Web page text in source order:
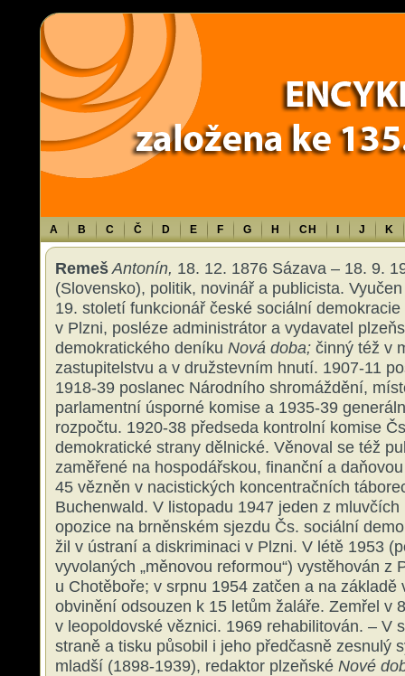
Warning: Use of undefined constant TXT - assumed 'TXT' (this will throw
content/themes/sablona/functions.php
A B C Č D E F G H CH J K
RemešAntonín, 18. 12. 1876 Sázava – 18. 9.
(Slovensko), politik, novinář a publicista.
19. století funkcionář české sociální
v Plzni, posléze administrátor a vydavatel
demokratického deníku Nová doba; činný též v
zastupitelstvu a v družstevním hnutí. 1907-11
1918-39 poslanec Národního shromáždění,
parlamentní úsporné komise a 1935-39
rozpočtu. 1920-38 předseda kontrolní komise
demokratické strany dělnické. Věnoval se též
zaměřené na hospodářskou, finanční a
45 vězněn v nacistických koncentračních
Buchenwald. V listopadu 1947 jeden z
opozice na brněnském sjezdu Čs. sociální
žil v ústraní a diskriminaci v Plzni. V létě 1953
vyvolaných „měnovou reformou“) vystěhován z
u Chotěboře; v srpnu 1954 zatčen a na základě
obvinění odsouzen k 15 letům žaláře. Zemřel v
v leopoldovské věznici. 1969 rehabilitován. – V
straně a tisku působil i jeho předčasně zesnulý
mladší (1898-1939), redaktor plzeňské Nové